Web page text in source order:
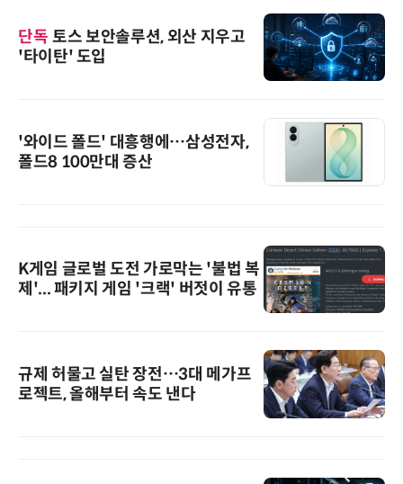
단독 토스 보안솔루션, 외산 지우고
'타이탄' 도입
'와이드 폴드' 대흥행에…삼성전자,
폴드8 100만대 증산
K게임 글로벌 도전 가로막는 '불법 복
제'... 패키지 게임 '크랙' 버젓이 유통
규제 허물고 실탄 장전…3대 메가프
로젝트, 올해부터 속도 낸다